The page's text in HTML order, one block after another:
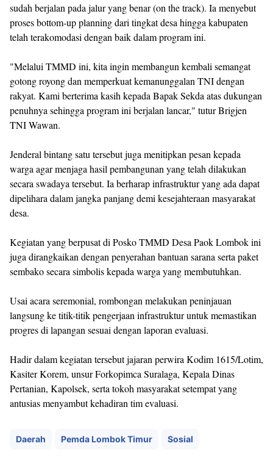
sudah berjalan pada jalur yang benar (on the track). Ia menyebut
proses bottom-up planning dari tingkat desa hingga kabupaten
telah terakomodasi dengan baik dalam program ini.
"Melalui TMMD ini, kita ingin membangun kembali semangat
gotong royong dan memperkuat kemanunggalan TNI dengan
rakyat. Kami berterima kasih kepada Bapak Sekda atas dukungan
penuhnya sehingga program ini berjalan lancar," tutur Brigjen
TNI Wawan.
Jenderal bintang satu tersebut juga menitipkan pesan kepada
warga agar menjaga hasil pembangunan yang telah dilakukan
secara swadaya tersebut. Ia berharap infrastruktur yang ada dapat
dipelihara dalam jangka panjang demi kesejahteraan masyarakat
desa.
Kegiatan yang berpusat di Posko TMMD Desa Paok Lombok ini
juga dirangkaikan dengan penyerahan bantuan sarana serta paket
sembako secara simbolis kepada warga yang membutuhkan.
Usai acara seremonial, rombongan melakukan peninjauan
langsung ke titik-titik pengerjaan infrastruktur untuk memastikan
progres di lapangan sesuai dengan laporan evaluasi.
Hadir dalam kegiatan tersebut jajaran perwira Kodim 1615/Lotim,
Kasiter Korem, unsur Forkopimca Suralaga, Kepala Dinas
Pertanian, Kapolsek, serta tokoh masyarakat setempat yang
antusias menyambut kehadiran tim evaluasi.
Daerah Pemda Lombok Timur Sosial